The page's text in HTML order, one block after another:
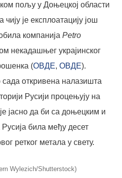
пољу у Доњецкој области
чију је експлоатацију још
компанија Petro
некадашњег украјинског
(ОВДЕ, ОВДЕ).
откривена налазишта
Русији процењују на
јасно да би са доњецким и
била међу десет
ретког метала у свету.
Wylezich/Shutterstock)